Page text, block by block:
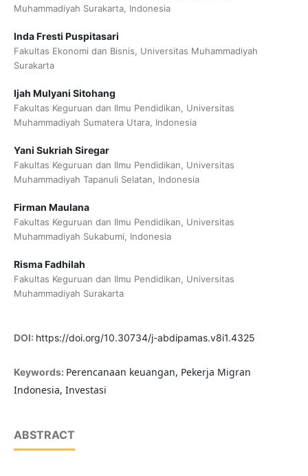
Muhammadiyah Surakarta, Indonesia
Inda Fresti Puspitasari
Fakultas Ekonomi dan Bisnis, Universitas Muhammadiyah
Surakarta
Ijah Mulyani Sitohang
Fakultas Keguruan dan Ilmu Pendidikan, Universitas
Muhammadiyah Sumatera Utara, Indonesia
Yani Sukriah Siregar
Fakultas Keguruan dan Ilmu Pendidikan, Universitas
Muhammadiyah Tapanuli Selatan, Indonesia
Firman Maulana
Fakultas Keguruan dan Ilmu Pendidikan, Universitas
Muhammadiyah Sukabumi, Indonesia
Risma Fadhilah
Fakultas Keguruan dan Ilmu Pendidikan, Universitas
Muhammadiyah Surakarta
DOI: https://doi.org/10.30734/j-abdipamas.v8i1.4325
Keywords: Perencanaan keuangan, Pekerja Migran
Indonesia, Investasi
ABSTRACT